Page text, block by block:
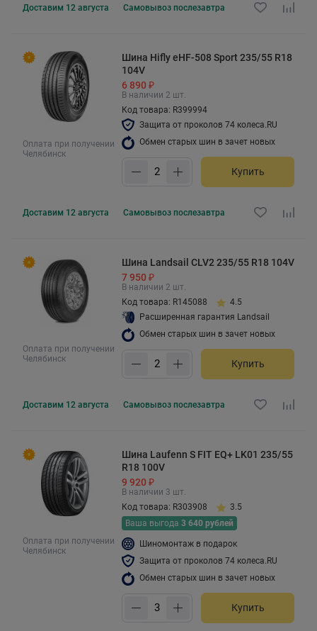
Доставим 12 августа Самовывоз послезавтра
Оплата при получении
Челябинск
Шина Hifly eHF-508 Sport 235/55 R18
104V
6 890 ₽
В наличии 2 шт.
Код товара: R399994
Защита от проколов 74 колеса.RU
Обмен старых шин в зачет новых
Купить
Доставим 12 августа Самовывоз послезавтра
Оплата при получении
Челябинск
Шина Landsail CLV2 235/55 R18 104V
7 950 ₽
В наличии 2 шт.
Код товара: R145088
4.5
Расширенная гарантия Landsail
Обмен старых шин в зачет новых
Купить
Доставим 12 августа Самовывоз послезавтра
Оплата при получении
Челябинск
Шина Laufenn S FIT EQ+ LK01 235/55
R18 100V
9 920 ₽
В наличии 3 шт.
Код товара: R303908
3.5
Ваша выгода 3 640 рублей
Шиномонтаж в подарок
Защита от проколов 74 колеса.RU
Обмен старых шин в зачет новых
Купить